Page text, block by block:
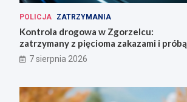
POLICJA ZATRZYMANIA
Kontrola drogowa w Zgorzelcu:
zatrzymany z pięcioma zakazami i próbą
ucieczki
7 sierpnia 2026